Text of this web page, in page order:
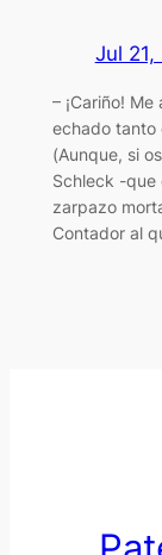
Jul 21,
– ¡Cariño!
echado tanto
(Aunque, si
Schleck -que
zarpazo
Contador al